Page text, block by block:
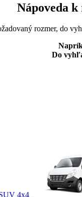
Nápoveda
rozmer, do
Do
4x4